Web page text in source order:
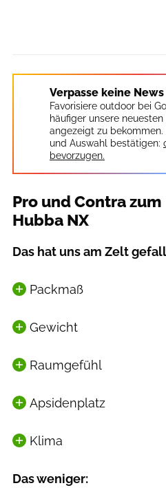
Verpasse keine
Favorisiere outdoor bei
häufiger unsere
angezeigt zu bekommen.
und Auswahl bestätigen:
bevorzugen.
Pro und Contra zum
Hubba NX
Das hat uns am Zelt
Packmaß
Gewicht
Raumgefühl
Apsidenplatz
Klima
Das weniger: